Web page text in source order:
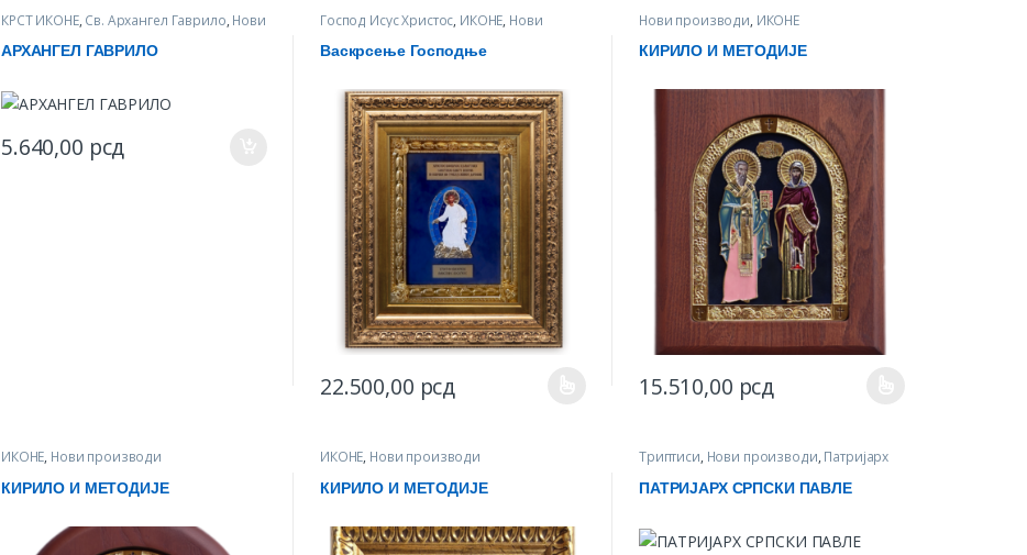
КРСТ ИКОНЕ, Св. Архангел Гаврило, Нови
АРХАНГЕЛ ГАВРИЛО
5.640,00 рсд
Господ Исус Христос, ИКОНЕ, Нови
производи Велике иконе
Васкрсење Господње
22.500,00 рсд
This product has multiple variants. The options may be chosen on the product page
Нови производи, ИКОНЕ
КИРИЛО И МЕТОДИЈЕ
15.510,00 рсд
This product has multiple variants. The options may
ИКОНЕ, Нови производи
КИРИЛО И МЕТОДИЈЕ
ИКОНЕ, Нови производи
КИРИЛО И МЕТОДИЈЕ
Триптиси, Нови производи, Патријарх
српски Павле
ПАТРИЈАРХ СРПСКИ ПАВЛЕ